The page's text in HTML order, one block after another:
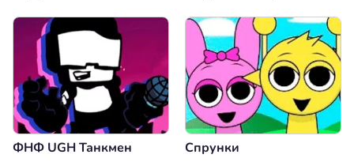
ФНФ UGH Танкмен Спрунки